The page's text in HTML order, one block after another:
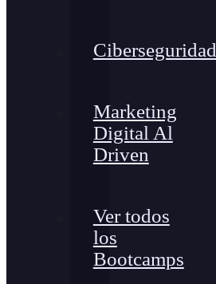
Ciberseguridad
Marketing
Digital Al
Driven
Ver todos
los
Bootcamps